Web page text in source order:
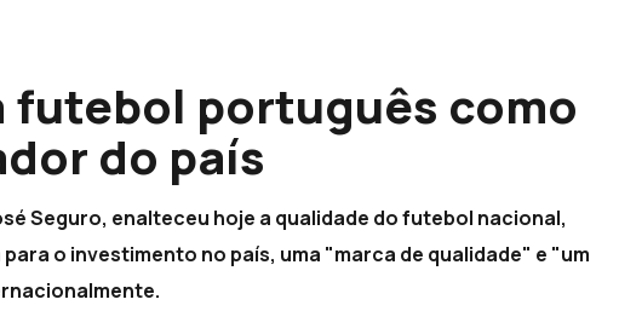
futebol português como
do país
Seguro, enalteceu hoje a qualidade do futebol nacional,
o investimento no país, uma "marca de qualidade" e "um